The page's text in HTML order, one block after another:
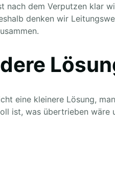
nach dem Verputzen klar
denken wir
eine kleinere Lösung,
ist, was übertrieben wäre